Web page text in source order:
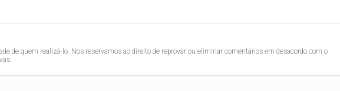
de quem realizá-lo. Nos reservamos ao direito de reprovar ou eliminar comentários em desacordo com o